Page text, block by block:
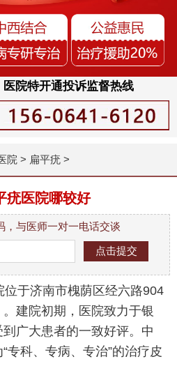
院特开通投诉监督热线
院 > 扁平疣>
疣医院哪较好
，与医师一对一电话交谈
于济南市槐荫区经六路904
建院初期，医院致力于银
广大患者的一致好评。中
专科、专病、专治”的治疗皮